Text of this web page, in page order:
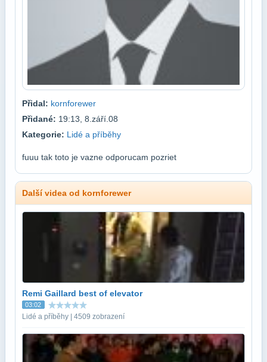
Přidal: kornforewer
Přidané: 19:13, 8.září.08
Kategorie: Lidé a příběhy
fuuu tak toto je vazne odporucam pozriet
Další videa od kornforewer
Remi Gaillard best of elevator
03:02
Lidé a příběhy | 4509 zobrazení